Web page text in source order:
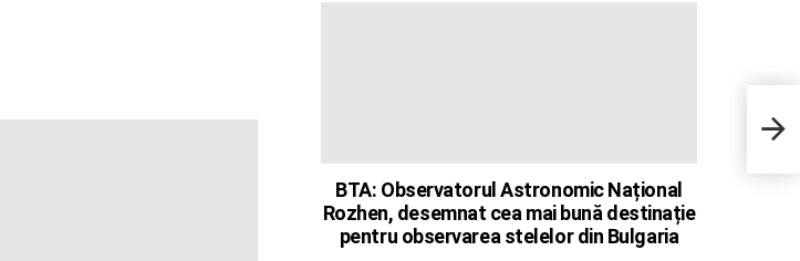
BTA: Observatorul Astronomic Național
Rozhen, desemnat cea mai bună destinație
pentru observarea stelelor din Bulgaria